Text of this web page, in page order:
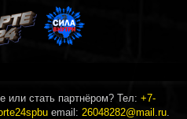
или стать партнёром? Тел: +7-
email: 26048282@mail.ru.